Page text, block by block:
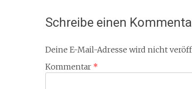
Schreibe einen
Deine E-Mail-Adresse wird nicht
Kommentar *